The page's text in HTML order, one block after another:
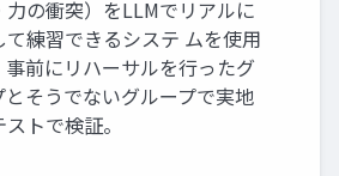
力の衝突）をLLMでリアルに
て練習できるシステ ムを使用
事前にリハーサルを行ったグ
とそうでないグループで実地
トで検証。